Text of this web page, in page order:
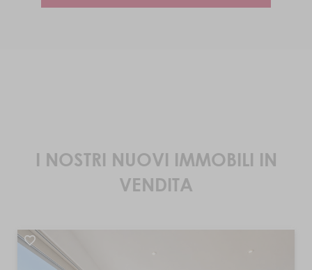
I NOSTRI NUOVI IMMOBILI IN
VENDITA